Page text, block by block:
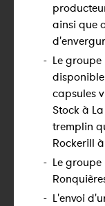
ainsi que
- Le
capsules
Stock à
tremplin
Rockerill
- Le
- L'envoi